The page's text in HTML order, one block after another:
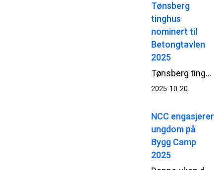
Tønsberg
tinghus
nominert til
Betongtavlen
2025
Tønsberg tinghus er blant de fire finalistene til Betongtavlen 2025, den prestisjefylte prisen for betongarkitektur. Prisen deles ut til byggverk hvor betong er brukt på en miljømessig, estetisk og teknisk fremragende måte.
2025-10-20
NCC engasjerer
ungdom på
Bygg Camp
2025